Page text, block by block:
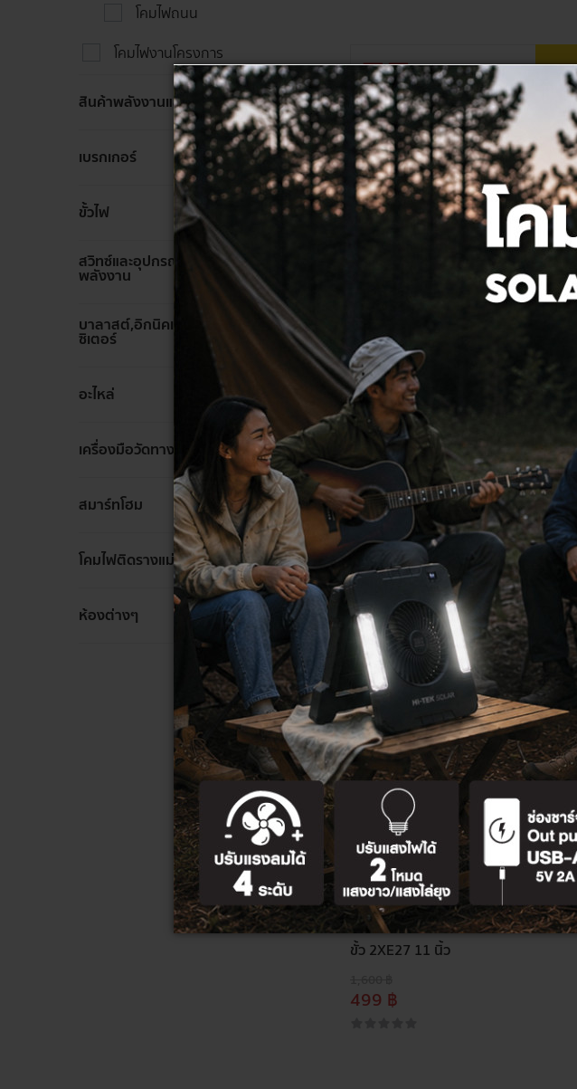
โคมไฟถนน
โคมไฟงานโครงการ
สินค้าพลังงานแสงอาทิตย์ ล้าง
เบรกเกอร์ ล้าง
ขั้วไฟ ล้าง
สวิทซ์และอุปกรณ์ประหยัด
พลังงาน
ล้าง
บาลาสต์,อิกนิคเตอร์,คาปา
ซิเตอร์
ล้าง
อะไหล่
เครื่องมือวัดทางไฟฟ้า ล้าง
สมาร์ทโฮม ล้าง
โคมไฟติดรางแม่เหล็ก ล้าง
ห้องต่างๆ
ลด
80%
HI-TEK โคมดาวไลท์กระจกปิด สี่เหลี่ยม
ขั้ว E27 4 นิ้ว
450 ฿
89 ฿
ลด
68%
HI-TEK โคมดาวไลท์กระจกปิด สี่เหลี่ยม
ขั้ว 2XE27 11 นิ้ว
499 ฿